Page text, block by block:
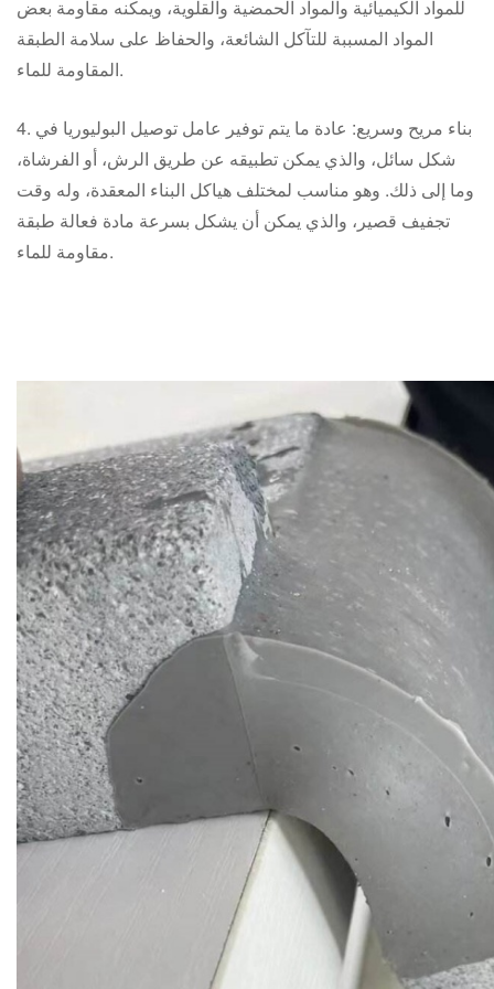
للمواد الكيميائية والمواد الحمضية والقلوية، ويمكنه مقاومة بعض
المواد المسببة للتآكل الشائعة، والحفاظ على سلامة الطبقة
المقاومة للماء.
4. بناء مريح وسريع: عادة ما يتم توفير عامل توصيل البوليوريا في
شكل سائل، والذي يمكن تطبيقه عن طريق الرش، أو الفرشاة،
وما إلى ذلك. وهو مناسب لمختلف هياكل البناء المعقدة، وله وقت
تجفيف قصير، والذي يمكن أن يشكل بسرعة مادة فعالة طبقة
مقاومة للماء.